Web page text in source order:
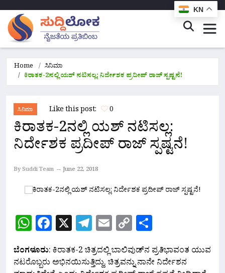
Home
ಸಿನಿಮಾ
ಕಿರಾತಕ-2ನಲ್ಲಿ ಯಶ್ ನಟಿಸಲ್ಲ: ನಿರ್ದೇಶಕ ಪ್ರದೀಪ್ ರಾಜ್ ಸ್ಪಷ್ಟನೆ!
ಸಿನಿಮಾ Like this post: 0
ಕಿರಾತಕ-2ನಲ್ಲಿ ಯಶ್ ನಟಿಸಲ್ಲ:
ನಿರ್ದೇಶಕ ಪ್ರದೀಪ್ ರಾಜ್ ಸ್ಪಷ್ಟನೆ!
By Suddi Team June 22, 2018
WhatsApp
Facebook
X Telegram
Email
Copy
Link
ಬೆಂಗಳೂರು: ಕಿರಾತಕ-2 ಚಿತ್ರದಲ್ಲಿ ಬಾಲಿವುಡ್‌ನ ಪ್ರತಿಭಾವಂತ ಯುವ
ನಟರೊಬ್ಬರು ಅಭಿನಯಿಸುತ್ತಿದ್ದು, ಚಿತ್ರವನ್ನು ನಾನೇ ನಿರ್ದೇಶನ
KN